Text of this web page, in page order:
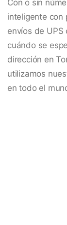
Con o sin
inteligente con
envíos de
cuándo se
dirección en
utilizamos
en todo el